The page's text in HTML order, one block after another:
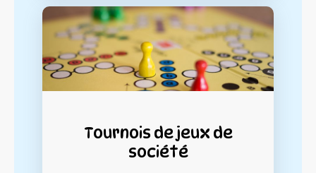
Tournois de jeux de
société